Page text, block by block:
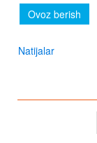
Natijalar